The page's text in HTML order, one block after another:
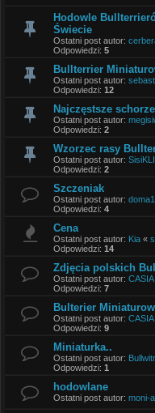
Hodowle
Świecie
Ostatni post autor:
Odpowiedzi: 5
Bullterrier
Ostatni post autor:
Odpowiedzi: 12
Najczęstsze
Ostatni post autor:
Odpowiedzi: 2
Wzorzec rasy
Ostatni post autor:
Odpowiedzi: 2
Szczeniak
Ostatni post autor:
Odpowiedzi: 4
Cena
Ostatni post autor: Kia «
Odpowiedzi: 14
Zdjęcia polskich
Ostatni post autor: CASIA
Odpowiedzi: 7
Bulterier
Ostatni post autor: CASIA
Odpowiedzi: 9
Miniaturka..
Ostatni post autor:
Odpowiedzi: 1
hodowlane
Ostatni post autor: moni-